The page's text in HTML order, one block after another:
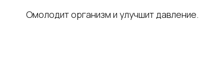
Омолодит организм и улучшит давление.